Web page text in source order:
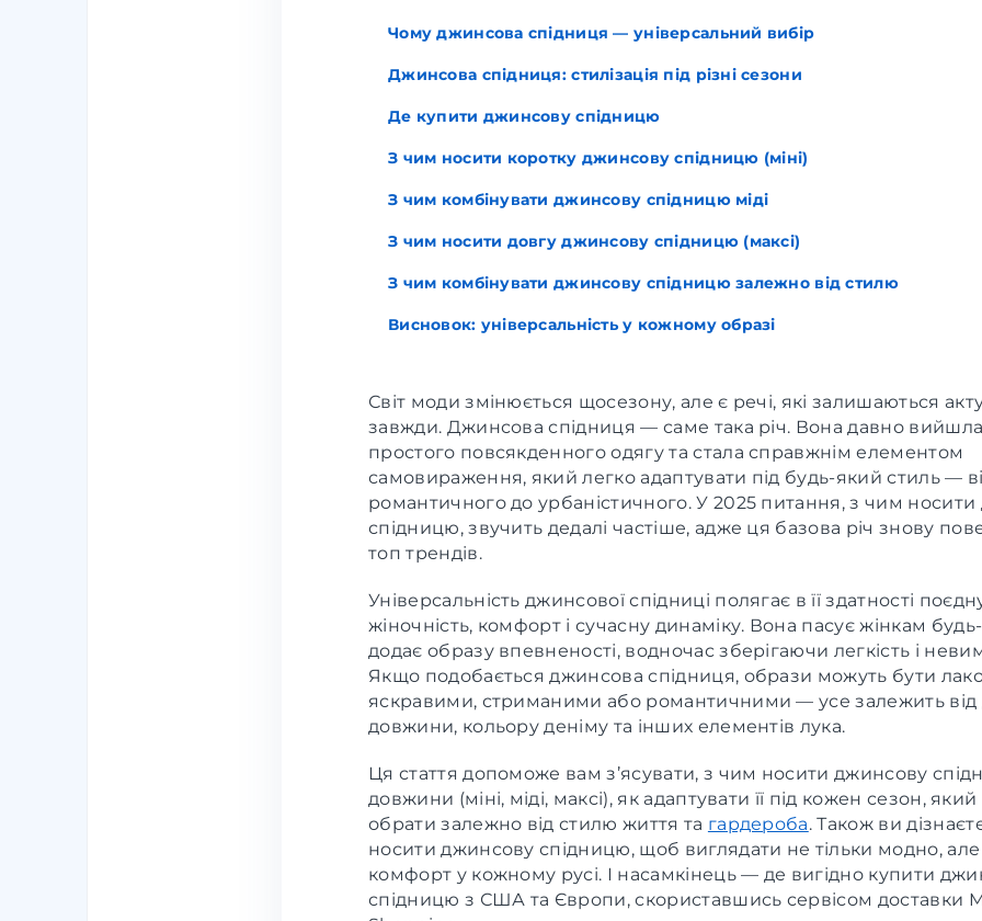
Чому джинсова спідниця — універсальний вибір
Джинсова спідниця: стилізація під різні сезони
Де купити джинсову спідницю
З чим носити коротку джинсову спідницю (міні)
З чим комбінувати джинсову спідницю міді
З чим носити довгу джинсову спідницю (максі)
З чим комбінувати джинсову спідницю залежно від стилю
Висновок: універсальність у кожному образі
Світ моди змінюється щосезону, але є речі, які залишаються
завжди. Джинсова спідниця — саме така річ. Вона давно
простого повсякденного одягу та стала справжнім елементом
самовираження, який легко адаптувати під будь-який стиль —
романтичного до урбаністичного. У 2025 питання, з чим
спідницю, звучить дедалі частіше, адже ця базова річ знову
топ трендів.
Універсальність джинсової спідниці полягає в її здатності
жіночність, комфорт і сучасну динаміку. Вона пасує жінкам будь-
додає образу впевненості, водночас зберігаючи легкість і
Якщо подобається джинсова спідниця, образи можуть бути
яскравими, стриманими або романтичними — усе залежить від
довжини, кольору деніму та інших елементів лука.
Ця стаття допоможе вам з’ясувати, з чим носити джинсову
довжини (міні, міді, максі), як адаптувати її під кожен сезон, який
обрати залежно від стилю життя та гардероба. Також ви
носити джинсову спідницю, щоб виглядати не тільки модно, але
комфорт у кожному русі. І насамкінець — де вигідно купити
спідницю з США та Європи, скориставшись сервісом доставки